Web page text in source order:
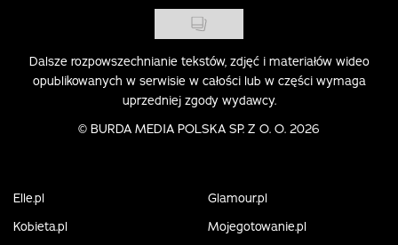
Dalsze rozpowszechnianie tekstów, zdjęć i materiałów wideo
opublikowanych w serwisie w całości lub w części wymaga
uprzedniej zgody wydawcy.
© BURDA MEDIA POLSKA SP. Z O. O. 2026
Elle.pl
Glamour.pl
Kobieta.pl
Mojegotowanie.pl